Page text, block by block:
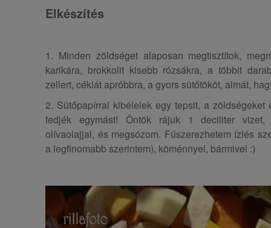
Elkészítés
1. Minden zöldséget alaposan megtisztítok,
karikára, brokkolit kisebb rózsákra, a többit
zellert, céklát apróbbra, a gyors sütőtököt, almát,
2. Sütőpapírral kibélelek egy tepsit, a zöldségeket
fedjék egymást! Öntök rájuk 1 deciliter vizet,
olívaolajjal, és megsózom. Fűszerezhetem ízlés
a legfinomabb szerintem), köménnyel, bármivel :)